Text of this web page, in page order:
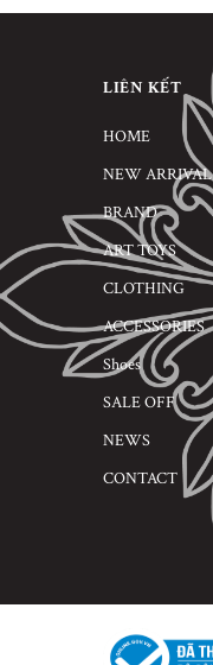
LIÊN KẾT
HOME
NEW ARRIVAL
BRAND
ART TOYS
CLOTHING
ACCESSORIES
Shoes
SALE OFF
NEWS
CONTACT